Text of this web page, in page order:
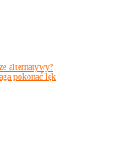
alternatywy?
pokonać lęk